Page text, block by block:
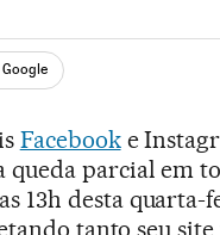
Facebook
en TwitterRedes Sociales
Google
Facebooke
queda parcial em
13h desta quarta-
tanto seu